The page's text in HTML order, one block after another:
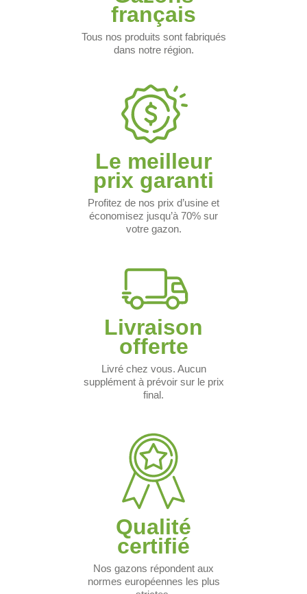
français
Tous nos produits sont fabriqués
dans notre région.
Le meilleur
prix garanti
Profitez de nos prix d’usine et
économisez jusqu’à 70% sur
votre gazon.
Livraison
offerte
Livré chez vous. Aucun
supplément à prévoir sur le prix
final.
Qualité
certifié
Nos gazons répondent aux
normes européennes les plus